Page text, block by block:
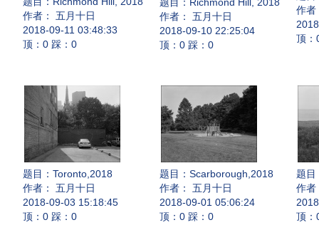
作者： 五月十日
2018-09-11 03:48:33
顶：0 踩：0
作者： 五月十日
2018-09-10 22:25:04
顶：0 踩：0
作者
顶：
题目： Toronto,2018
作者： 五月十日
2018-09-03 15:18:45
顶：0 踩：0
题目： Scarborough,2018
作者： 五月十日
2018-09-01 05:06:24
顶：0 踩：0
题目
作者
顶：